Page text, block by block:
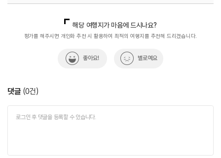
해당 여행지가 마음에 드시나요?
평가를 해주시면 개인화 추천 시 활용하여 최적의 여행지를 추천해 드리겠습니다.
좋아요! 별로예요
댓글 (0건)